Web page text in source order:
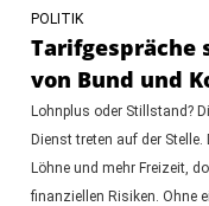
POLITIK
Tarifgespräche
von Bund und
Lohnplus oder Stillstand?
Dienst treten auf der
Löhne und mehr Freizeit,
finanziellen Risiken. Ohne